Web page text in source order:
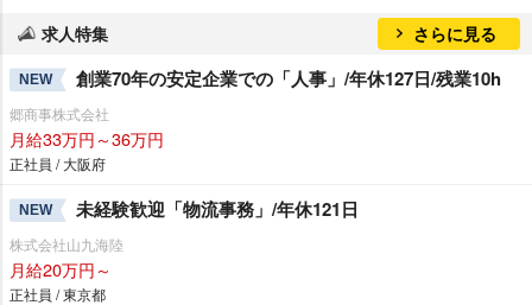
求人特集 さらに見る
NEW 創業70年の安定企業での「人事」/年休127日/残業10h
郷商事株式会社
月給33万円～36万円
正社員 / 大阪府
NEW 未経験歓迎「物流事務」/年休121日
株式会社山九海陸
月給20万円～
正社員 / 東京都